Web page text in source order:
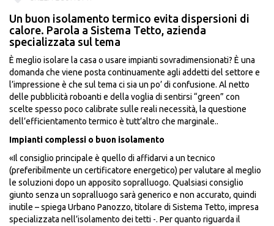
Un buon isolamento termico evita dispersioni di
calore. Parola a Sistema Tetto, azienda
specializzata sul tema
È meglio isolare la casa o usare impianti sovradimensionati? È una
domanda che viene posta continuamente agli addetti del settore e
l’impressione è che sul tema ci sia un po’ di confusione. Al netto
delle pubblicità roboanti e della voglia di sentirsi “green” con
scelte spesso poco calibrate sulle reali necessità, la questione
dell’efficientamento termico è tutt’altro che marginale..
Impianti complessi o buon isolamento
«Il consiglio principale è quello di affidarvi a un tecnico
(preferibilmente un certificatore energetico) per valutare al meglio
le soluzioni dopo un apposito sopralluogo. Qualsiasi consiglio
giunto senza un sopralluogo sarà generico e non accurato, quindi
inutile – spiega Urbano Panozzo, titolare di Sistema Tetto, impresa
specializzata nell’isolamento dei tetti -. Per quanto riguarda il